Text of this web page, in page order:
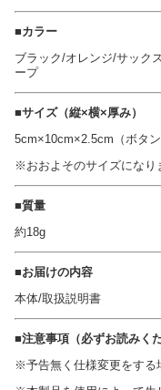
■カラー
ブラック/オレンジ/サック
ープ
■サイズ（縦×横×厚み）
5cm×10cm×2.5cm（ボタ
※おおよそのサイズになり
■質量
約18g
■お届けの内容
本体/取扱説明書
■注意事項（必ずお読みくだ
※予告無く仕様変更をする